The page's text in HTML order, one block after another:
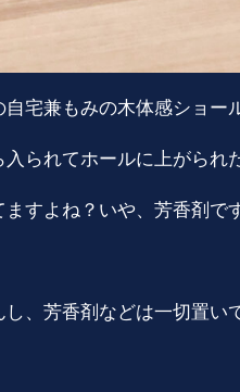
宅兼もみの木体感ショー
られてホールに上がら
すよね？いや、芳香剤で
、芳香剤などは一切置い